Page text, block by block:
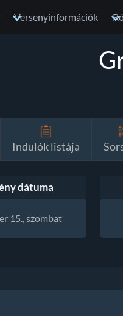
Versenyinformációk
Indulók listája
dátuma
15., szombat